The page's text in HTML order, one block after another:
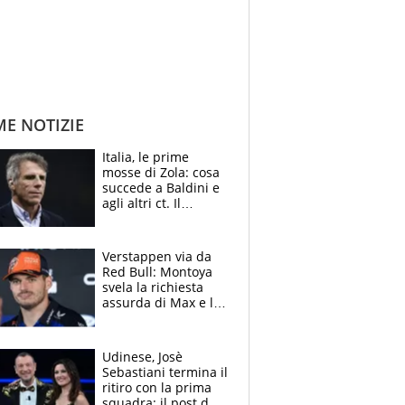
NOTIZIE
Italia, le prime
mosse di Zola: cosa
succede a Baldini e
agli altri ct. Il
azzurri
Verstappen via da
Red Bull: Montoya
svela la richiesta
assurda di Max e lo
McLaren siano
meglio?”
Udinese, Josè
Sebastiani termina il
ritiro con la prima